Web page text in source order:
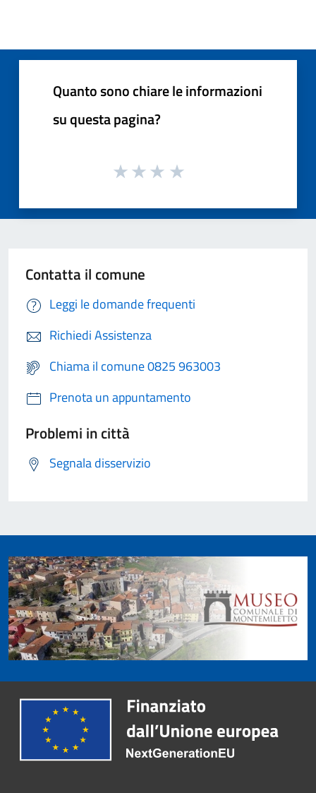
Quanto sono chiare le informazioni
su questa pagina?
Contatta il comune
Leggi le domande frequenti
Richiedi Assistenza
Chiama il comune 0825 963003
Prenota un appuntamento
Problemi in città
Segnala disservizio